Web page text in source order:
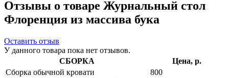
Отзывы о товаре Журнальный стол
Флоренция из массива бука
Оставить отзыв
У данного товара пока нет отзывов.
СБОРКА
Цена, р.
Сборка обычной кровати
800